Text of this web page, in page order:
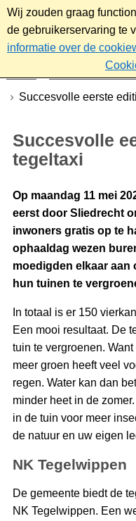
Wij zouden graag
de gebruikerservaring te
informatie over de
Nieuws &
Succesvolle eerste
Succesvolle
tegeltaxi
Op maandag 11 mei
eerst door Sliedrecht
inwoners gratis op te
ophaaldag wezen
moedigden elkaar aan
hun tuinen te
In totaal is er 150
Een mooi resultaat. De
tuin te vergroenen.
meer groen heeft veel
regen. Water kan dan
minder heet in de
in de tuin voor meer
de natuur en uw eigen
NK Tegelwippen
De gemeente biedt de
NK Tegelwippen. Een